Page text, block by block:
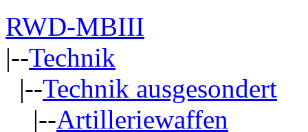
RWD-MBIII
|--Technik
|--Technik ausgesondert
|--Artilleriewaffen